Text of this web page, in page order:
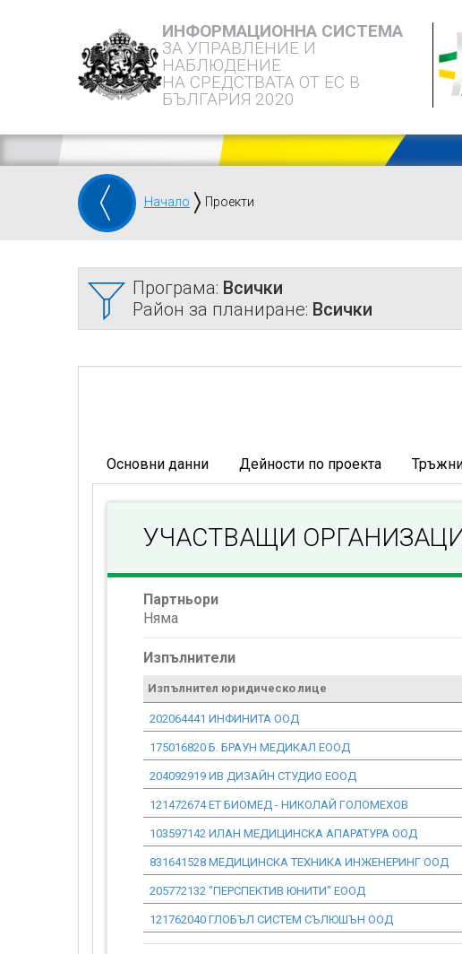
ИНФОРМАЦИОННА СИСТЕМА
ЗА УПРАВЛЕНИЕ И
НАБЛЮДЕНИЕ
НА СРЕДСТВАТА ОТ ЕС В
БЪЛГАРИЯ 2020
Начало Проекти
Програма: Всички
Район за планиране: Всички
Основни данни Дейности по проекта
УЧАСТВАЩИ
Партньори
Няма
Изпълнители
Изпълнител юридическо лице
202064441 ИНФИНИТА ООД
175016820 Б. БРАУН МЕДИКАЛ ЕООД
204092919 ИВ ДИЗАЙН СТУДИО ЕООД
121472674 ЕТ БИОМЕД - НИКОЛАЙ ГОЛОМЕХОВ
103597142 ИЛАН МЕДИЦИНСКА АПАРАТУРА ООД
831641528 МЕДИЦИНСКА ТЕХНИКА ИНЖЕНЕРИНГ ООД
205772132 "ПЕРСПЕКТИВ ЮНИТИ" ЕООД
121762040 ГЛОБЪЛ СИСТЕМ СЪЛЮШЪН ООД